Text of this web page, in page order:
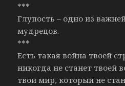
***
Глупость – одно из
мудрецов.
***
Есть такая война твоей
никогда не станет твоей
твой мир, который не